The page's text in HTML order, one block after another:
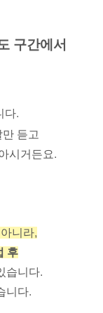
구간에서
다.
만 듣고
시거든요.
니라,
후
습니다.
니다.